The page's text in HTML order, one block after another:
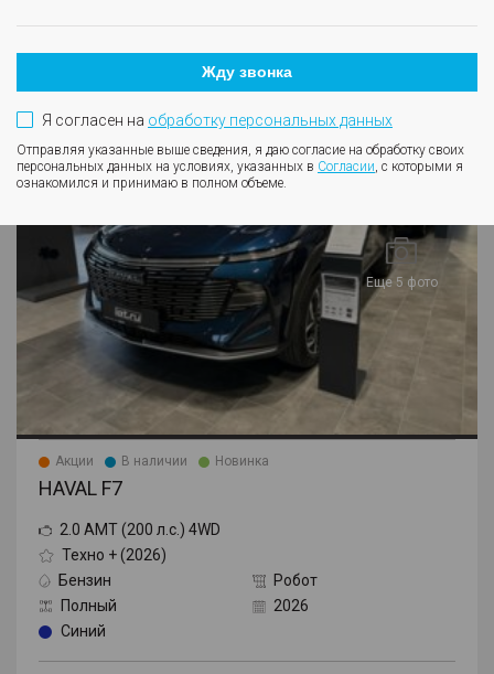
В избранное
Еще 5 фото
F7
Акции В наличии Новинка
HAVAL F7
2.0 AMT (200 л.с.) 4WD
Техно + (2026)
Бензин
Робот
Полный
2026
Синий
Жду звонка
Я согласен на обработку персональных данных
Отправляя указанные выше сведения, я даю согласие на обработку своих
персональных данных на условиях, указанных в Согласии , с которыми я
ознакомился и принимаю в полном объеме.